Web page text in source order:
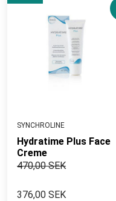
SYNCHROLINE
Hydratime Plus Face
Creme
470,00 SEK
376,00 SEK